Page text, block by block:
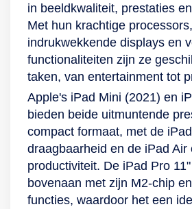
in beeldkwaliteit, prestaties
Met hun krachtige processors,
indrukwekkende displays en
functionaliteiten zijn ze
taken, van entertainment tot
Apple's iPad Mini (2021) en
bieden beide uitmuntende
compact formaat, met de
draagbaarheid en de iPad Air
productiviteit. De iPad Pro
bovenaan met zijn M2-chip
functies, waardoor het een